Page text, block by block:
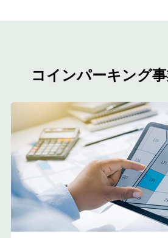
コインパーキング